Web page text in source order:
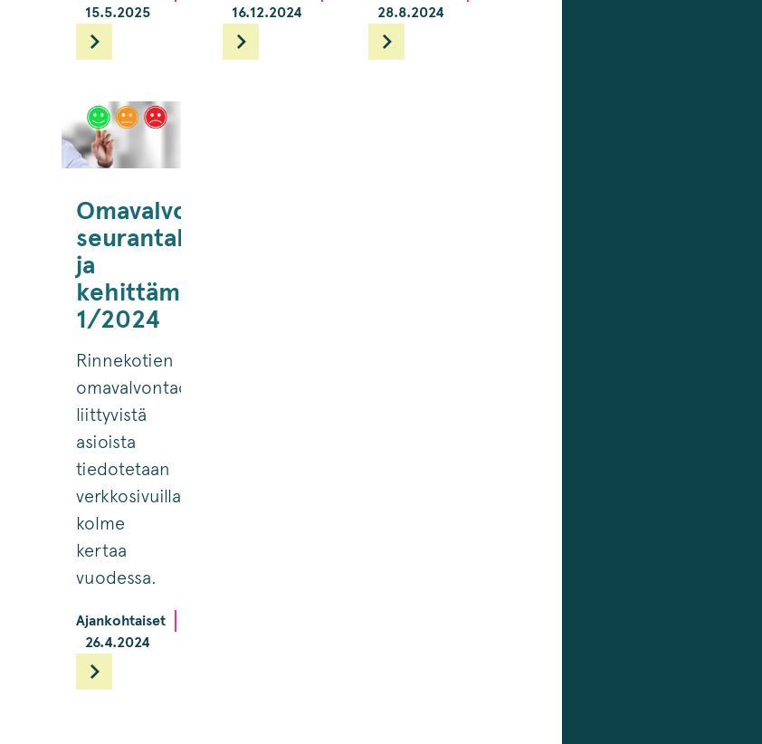
15.5.2025
16.12.2024
28.8.2024
Omavalvonnan
seurantahavainnot
ja
kehittämistoimenpiteet
1/2024
Rinnekotien
omavalvontaohjelmaan
liittyvistä
asioista
tiedotetaan
verkkosivuillamme
kolme
kertaa
vuodessa.
Ajankohtaiset
26.4.2024